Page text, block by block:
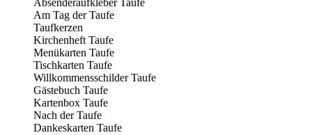
Absenderaufkleber Taufe
Am Tag der Taufe
Taufkerzen
Kirchenheft Taufe
Menükarten Taufe
Tischkarten Taufe
Willkommensschilder Taufe
Gästebuch Taufe
Kartenbox Taufe
Nach der Taufe
Dankeskarten Taufe